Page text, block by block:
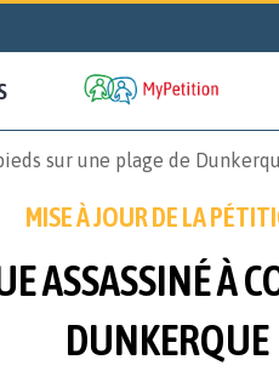
sur une plage de
MISE À JOUR DE LA
ASSASSINÉ À
DUNKERQUE